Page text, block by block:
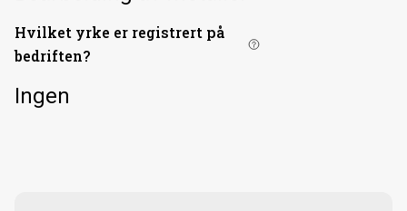
Hvilket yrke er registrert på
bedriften?
Ingen